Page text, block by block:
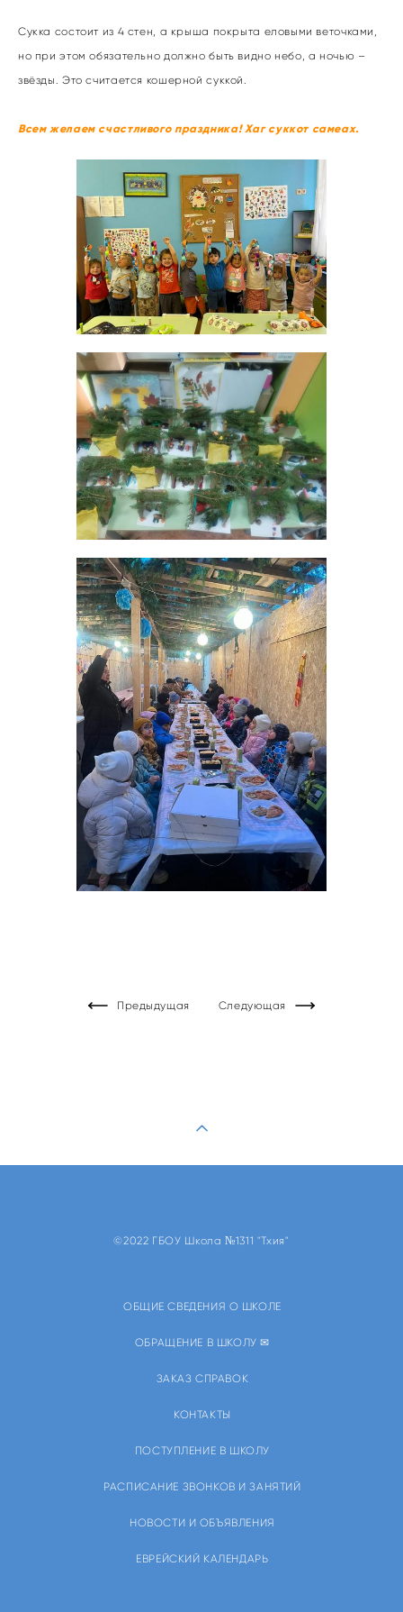
Сукка состоит из 4 стен, а крыша покрыта еловыми веточками,
но при этом обязательно должно быть видно небо, а ночью –
звёзды. Это считается кошерной суккой.
Всем желаем счастливого праздника! Хаг суккот самеах.
Предыдущая Следующая
©2022 ГБОУ Школа №1311 "Тхия"
ОБЩИЕ СВЕДЕНИЯ О ШКОЛЕ
ОБРАЩЕНИЕ В ШКОЛУ ✉
ЗАКАЗ СПРАВОК
КОНТАКТЫ
ПОСТУПЛЕНИЕ В ШКОЛУ
РАСПИСАНИЕ ЗВОНКОВ И ЗАНЯТИЙ
НОВОСТИ И ОБЪЯВЛЕНИЯ
ЕВРЕЙСКИЙ КАЛЕНДАРЬ